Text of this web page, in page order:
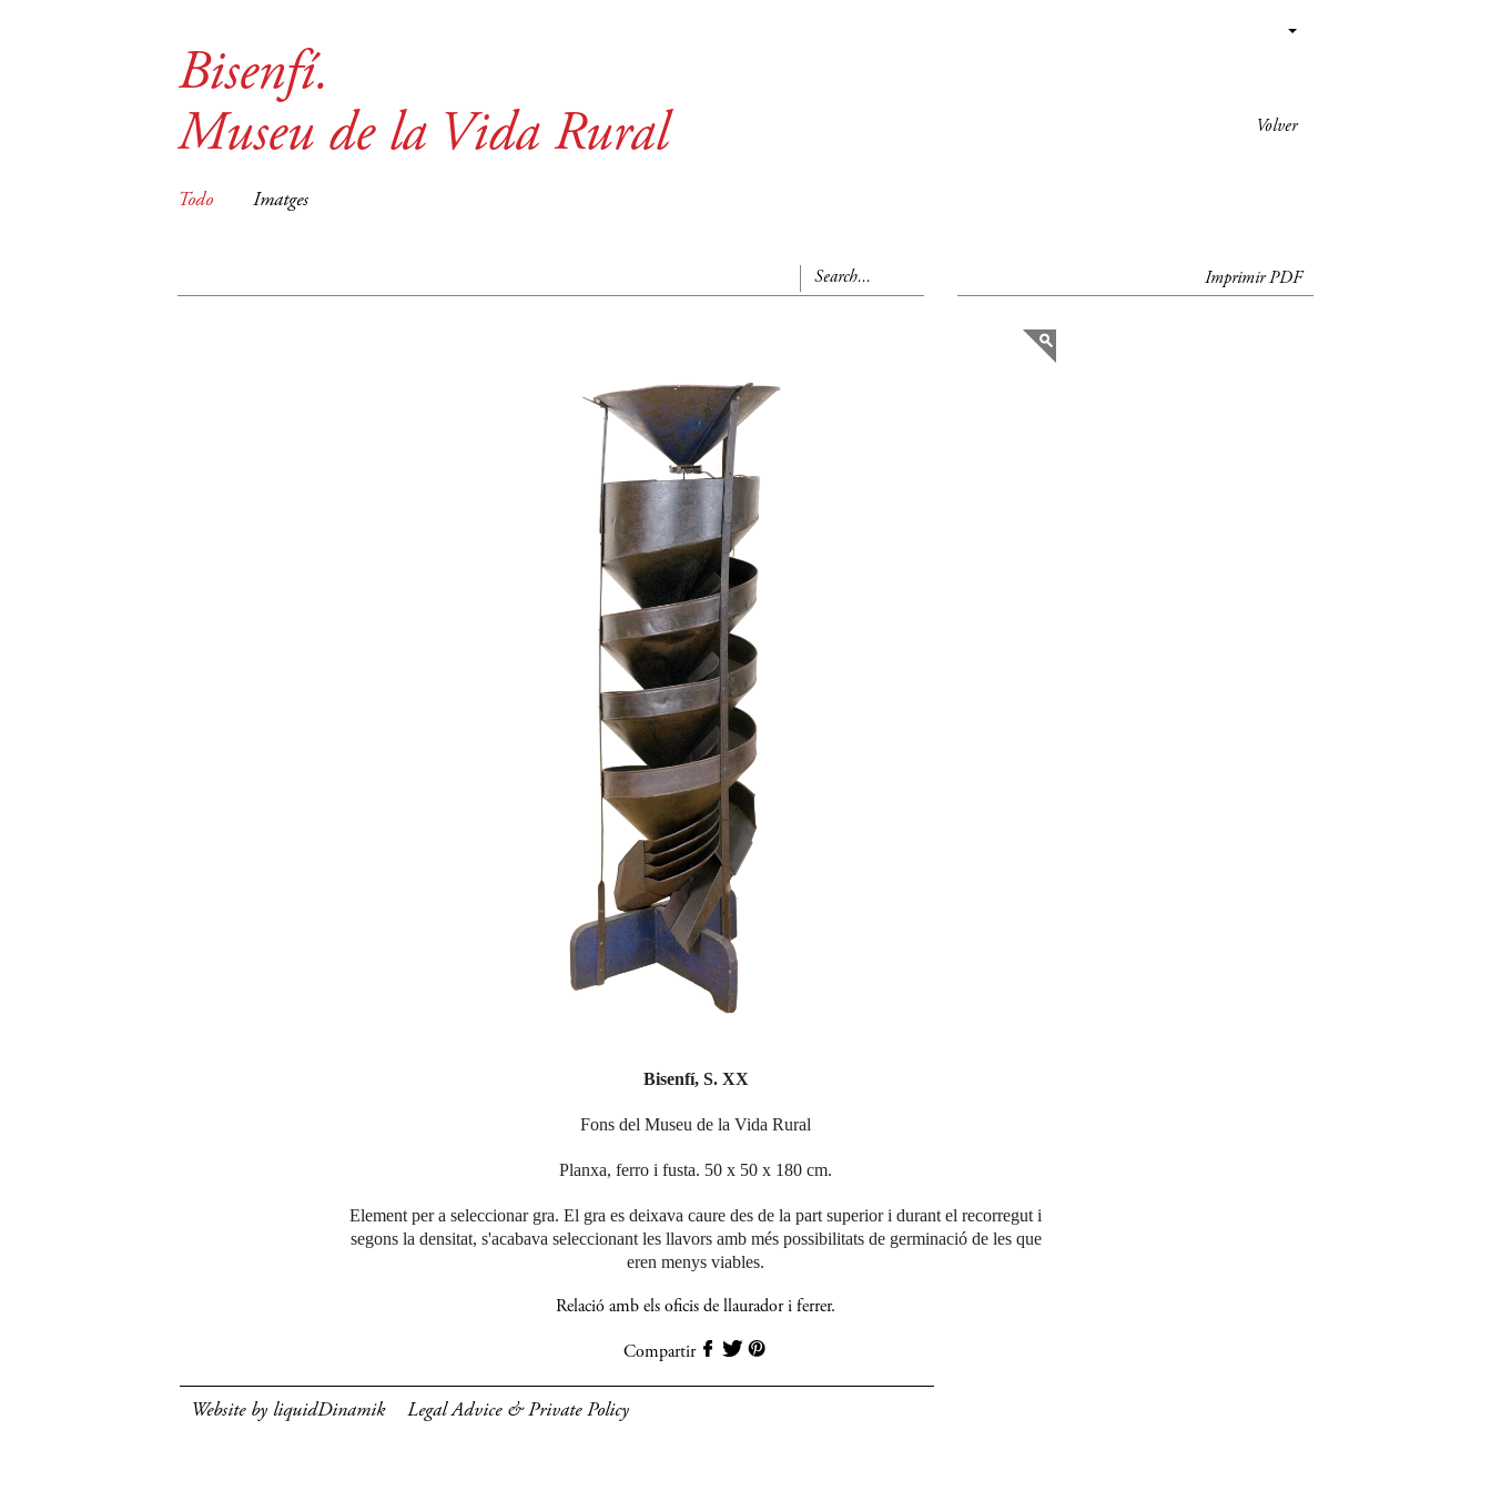
Volver
Bisenfí.
Museu de la Vida Rural
Todo Imatges
Imprimir PDF
Bisenfí, S. XX
Fons del Museu de la Vida Rural
Planxa, ferro i fusta. 50 x 50 x 180 cm.
Element per a seleccionar gra. El gra es deixava caure des de la part superior i durant el recorregut i
segons la densitat, s'acabava seleccionant les llavors amb més possibilitats de germinació de les que
eren menys viables.
Relació amb els oficis de llauradori ferrer.
Compartir
Website by liquidDinamik Legal Advice & Private Policy